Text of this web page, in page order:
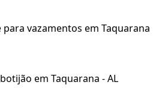
vazamentos em Taquarana
em Taquarana - AL